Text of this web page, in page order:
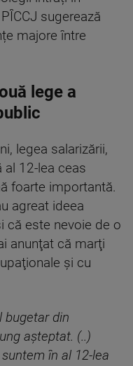
sugerează
majore între
lege a
legea salarizării,
al 12-lea ceas
foarte importantă.
agreat ideea
că este nevoie de o
anunţat că marţi
şi cu
bugetar din
aşteptat. (..)
în al 12-lea